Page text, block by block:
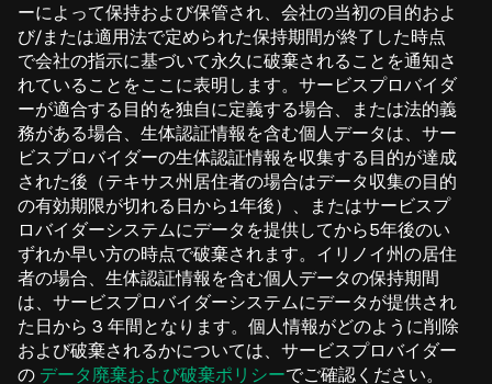
ーによって保持および保管され、会社の当初の目的およ
び/または適用法で定められた保持期間が終了した時点
で会社の指示に基づいて永久に破棄されることを通知さ
れていることをここに表明します。サービスプロバイダ
ーが適合する目的を独自に定義する場合、または法的義
務がある場合、生体認証情報を含む個人データは、サー
ビスプロバイダーの生体認証情報を収集する目的が達成
された後（テキサス州居住者の場合はデータ収集の目的
の有効期限が切れる日から1年後）、またはサービスプ
ロバイダーシステムにデータを提供してから5年後のい
ずれか早い方の時点で破棄されます。イリノイ州の居住
者の場合、生体認証情報を含む個人データの保持期間
は、サービスプロバイダーシステムにデータが提供され
た日から 3 年間となります。個人情報がどのように削除
および破棄されるかについては、サービスプロバイダー
の データ廃棄および破棄ポリシーでご確認ください。